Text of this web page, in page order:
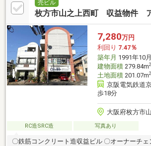
売ビル
枚方市山之上西町 収益物件
7,280万円
利回り 7.47％
築年月 1991年10
建物面積279.84m2
土地面積201.07m2
京阪電気鉄道
歩18分
大阪府枚方市
RC造SRC造 写真あり
〇鉄筋コンクリート造収益ビル 〇オーナーチェ